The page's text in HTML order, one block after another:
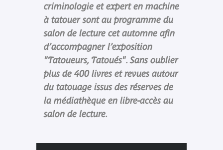
criminologie et expert en machine
à tatouer sont au programme du
salon de lecture cet automne afin
d’accompagner l’exposition
"Tatoueurs, Tatoués". Sans oublier
plus de 400 livres et revues autour
du tatouage issus des réserves de
la médiathèque en libre-accès au
salon de lecture.